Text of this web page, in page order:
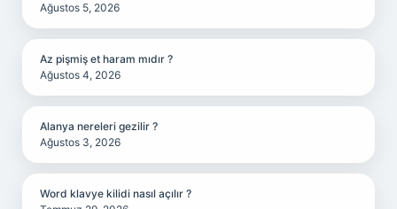
Ağustos 5, 2026
Az pişmiş et haram mıdır ?
Ağustos 4, 2026
Alanya nereleri gezilir ?
Ağustos 3, 2026
Word klavye kilidi nasıl açılır ?